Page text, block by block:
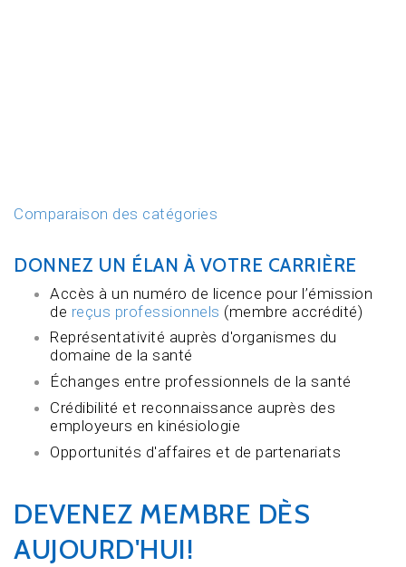
Comparaison des catégories
DONNEZ UN ÉLAN À VOTRE CARRIÈRE
Accès à un numéro de licence pour l’émission
de reçus professionnels (membre accrédité)
Représentativité auprès d'organismes du
domaine de la santé
Échanges entre professionnels de la santé
Crédibilité et reconnaissance auprès des
employeurs en kinésiologie
Opportunités d'affaires et de partenariats
DEVENEZ MEMBRE DÈS
AUJOURD'HUI!